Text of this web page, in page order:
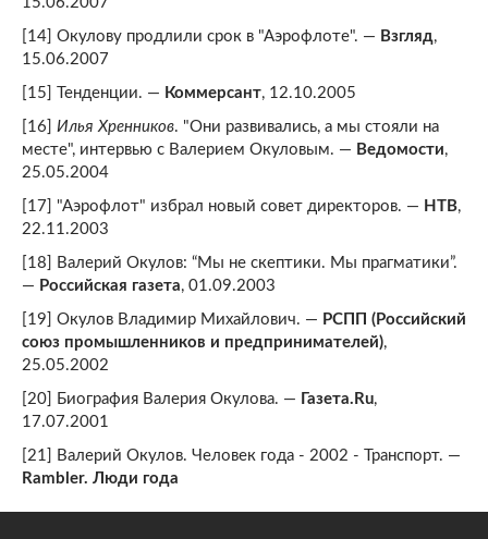
[14] Окулову продлили срок в "Аэрофлоте". — Взгляд,
15.06.2007
[15] Тенденции. — Коммерсант, 12.10.2005
[16] Илья Хренников. "Они развивались, а мы стояли на
месте", интервью с Валерием Окуловым. — Ведомости,
25.05.2004
[17] "Аэрофлот" избрал новый совет директоров. — НТВ,
22.11.2003
[18] Валерий Окулов: “Мы не скептики. Мы прагматики”.
— Российская газета, 01.09.2003
[19] Окулов Владимир Михайлович. — РСПП (Российский
союз промышленников и предпринимателей),
25.05.2002
[20] Биография Валерия Окулова. — Газета.Ru,
17.07.2001
[21] Валерий Окулов. Человек года - 2002 - Транспорт. —
Rambler. Люди года